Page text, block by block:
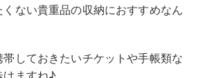
くない貴重品の収納におすすめなん
しておきたいチケットや手帳類な
けますね♪